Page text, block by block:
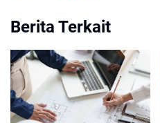
Berita Terkait